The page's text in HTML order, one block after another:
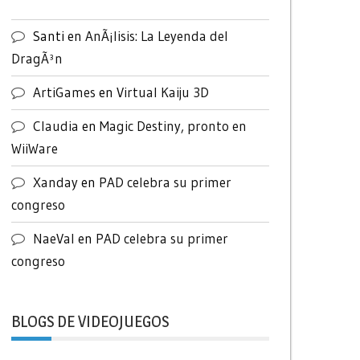
Santi en AnÃ¡lisis: La Leyenda del
DragÃ³n
ArtiGames en Virtual Kaiju 3D
Claudia en Magic Destiny, pronto en
WiiWare
Xandayen PAD celebra su primer
congreso
NaeVal en PAD celebra su primer
congreso
BLOGS DE VIDEOJUEGOS